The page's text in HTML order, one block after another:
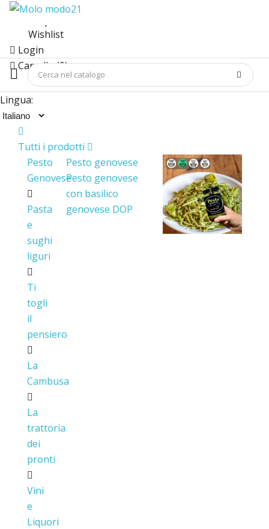
Wishlist
Login
Carrello (0)
Lingua:
Tutti i prodotti
Pesto
Genovese
Pasta
e
sughi
liguri
Ti
togli
il
pensiero
La
Cambusa
La
trattoria
dei
pronti
Vini
e
Liquori
Pesto genovese
Pesto genovese
con basilico
genovese DOP